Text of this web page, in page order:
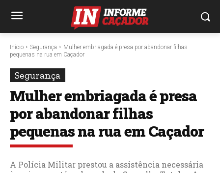
Início Segurança
Mulher embriagada é presa por abandonar filhas
pequenas na rua em Caçador
Segurança
Mulher embriagada é presa
por abandonar filhas
pequenas na rua em Caçador
A Polícia Militar prestou a assistência necessária